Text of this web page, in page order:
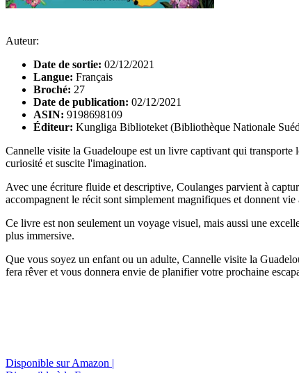
Auteur:
Date de sortie: 02/12/2021
Langue: Français
Broché: 27
Date de publication: 02/12/2021
ASIN: 9198698109
Éditeur: Kungliga Biblioteket (Bibliothèque Nationale
Cannelle visite la Guadeloupe est un livre captivant qui transporte
curiosité et suscite l'imagination.
Avec une écriture fluide et descriptive, Coulanges parvient à
accompagnent le récit sont simplement magnifiques et donnent vie
Ce livre est non seulement un voyage visuel, mais aussi une
plus immersive.
Que vous soyez un enfant ou un adulte, Cannelle visite la
fera rêver et vous donnera envie de planifier votre prochaine
Disponible sur Amazon |